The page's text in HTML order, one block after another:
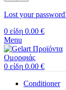
Lost your
0 είδη 0.00 €
Menu
0 είδη 0.00 €
Conditioner